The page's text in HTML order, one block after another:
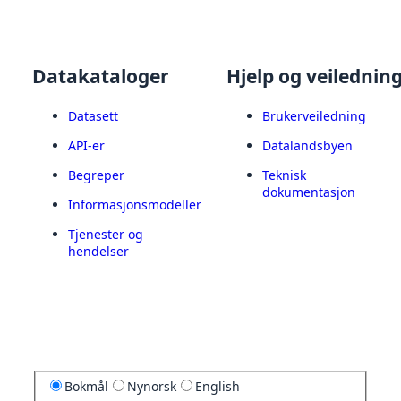
Datakataloger
Datasett
API-er
Begreper
Informasjonsmodeller
Tjenester og
hendelser
Hjelp og
Brukerveiledning
Datalandsbyen
Teknisk
dokumentasjon
Bokmål Nynorsk English